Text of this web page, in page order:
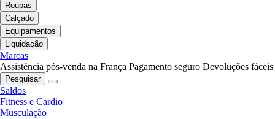
Roupas
Calçado
Equipamentos
Liquidação
Marcas
Assistência pós-venda na França Pagamento seguro Devoluções fáceis
Pesquisar
Saldos
Fitness e Cardio
Musculação